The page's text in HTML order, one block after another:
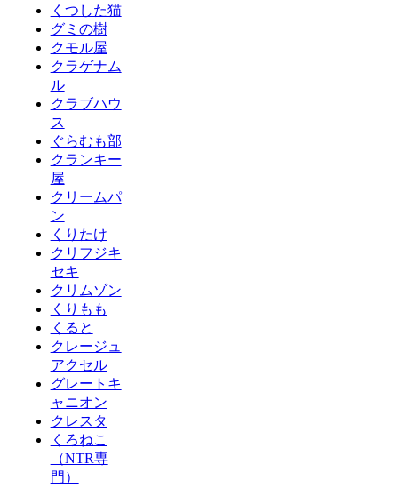
くつした猫
グミの樹
クモル屋
クラゲナム
ル
クラブハウ
ス
ぐらむも部
クランキー
屋
クリームパ
ン
くりたけ
クリフジキ
セキ
クリムゾン
くりもも
くると
クレージュ
アクセル
グレートキ
ャニオン
クレスタ
くろねこ
（NTR専
門）